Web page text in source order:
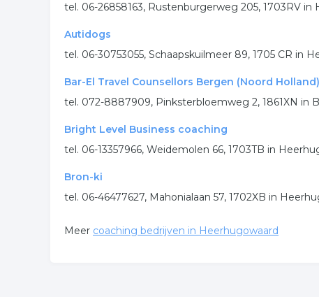
tel. 06-26858163, Rustenburgerweg 205, 1703RV in
Autidogs
tel. 06-30753055, Schaapskuilmeer 89, 1705 CR in
Bar-El Travel Counsellors Bergen (Noord Holland)
tel. 072-8887909, Pinksterbloemweg 2, 1861XN in
Bright Level Business coaching
tel. 06-13357966, Weidemolen 66, 1703TB in
Bron-ki
tel. 06-46477627, Mahonialaan 57, 1702XB in
Meer coaching bedrijven in Heerhugowaard